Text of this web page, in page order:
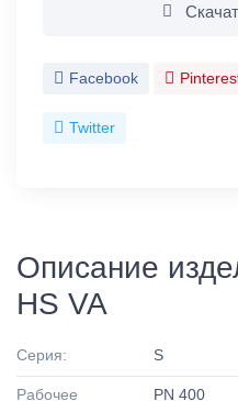
Facebook
Twitter
Описание
HS VA
Серия: S
Рабочее
PN 400